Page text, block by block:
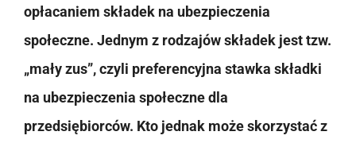
opłacaniem składek na ubezpieczenia
społeczne. Jednym z rodzajów składek jest tzw.
„mały zus”, czyli preferencyjna stawka składki
na ubezpieczenia społeczne dla
przedsiębiorców. Kto jednak może skorzystać z